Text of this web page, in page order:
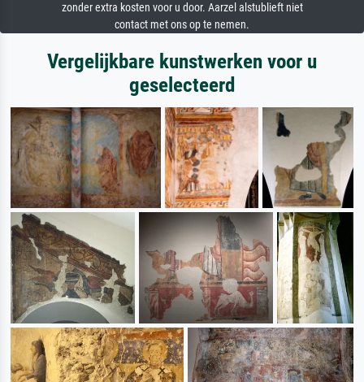
zonder extra kosten voor u door. Aarzel alstublieft niet
contact met ons op te nemen.
Vergelijkbare kunstwerken voor u
geselecteerd